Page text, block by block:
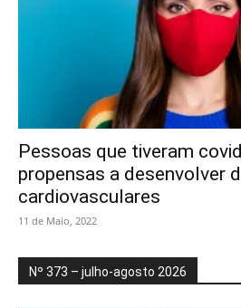
Pessoas que tiveram
propensas a desenvolver
cardiovasculares
11 de Maio, 2022
Nº 373 – julho-agosto 2026